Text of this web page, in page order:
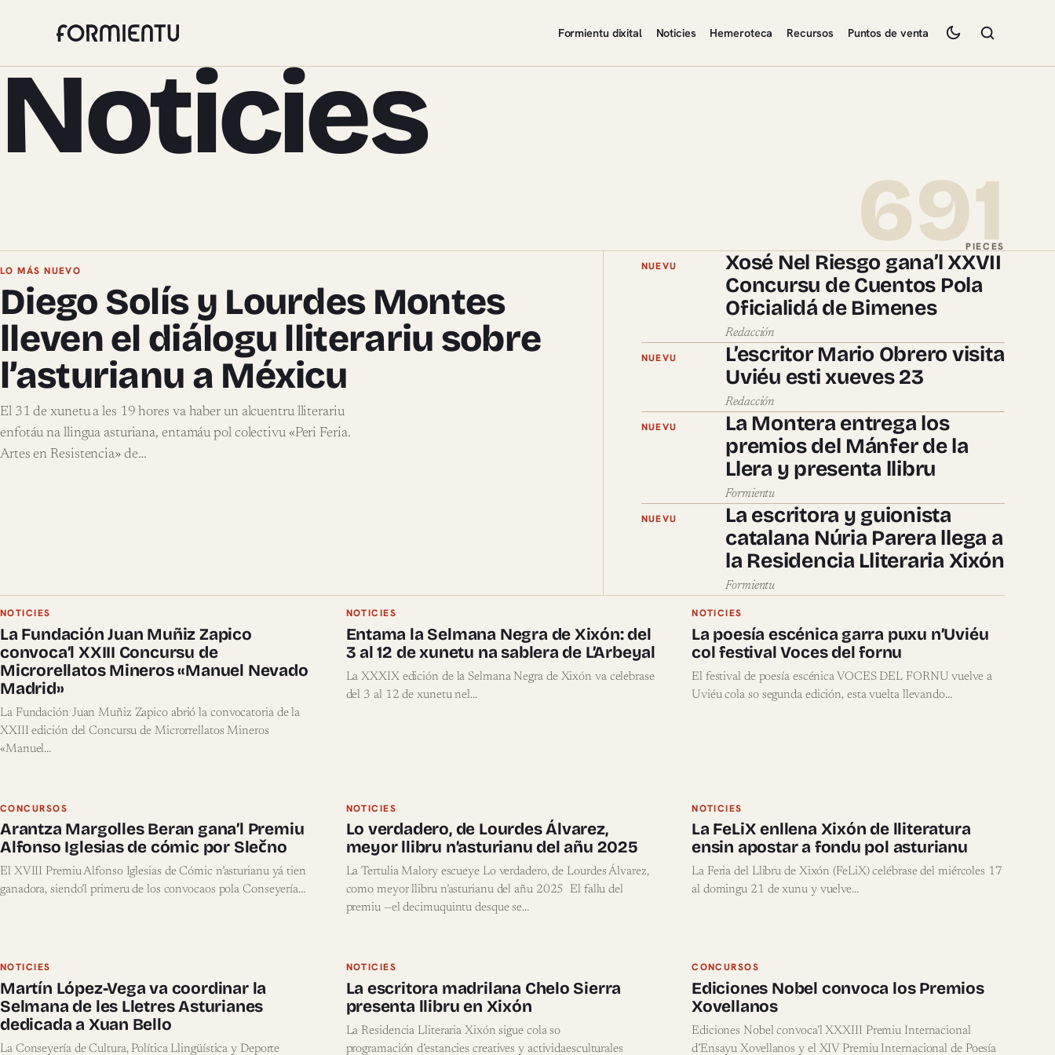
Formientu dixital Noticies Hemeroteca Recursos Puntos de venta
Noticies
691
PIECES
Pieces de Noticies
LO MÁS NUEVO
Diego Solís y Lourdes Montes
lleven el diálogu lliterariu sobre
l’asturianu a Méxicu
El 31 de xunetu a les 19 hores va haber un alcuentru lliterariu
enfotáu na llingua asturiana, entamáu pol colectivu «Peri Feria.
Artes en Resistencia» de…
NUEVU
Xosé Nel Riesgo gana’l XXVII
Concursu de Cuentos Pola
Oficialidá de Bimenes
Redacción
NUEVU
L’escritor Mario Obrero visita
Uviéu esti xueves 23
Redacción
NUEVU
La Montera entrega los
premios del Mánfer de la
Llera y presenta llibru
Formientu
NUEVU
La escritora y guionista
catalana Núria Parera llega a
la Residencia Lliteraria Xixón
Formientu
NOTICIES
La Fundación Juan Muñiz Zapico
convoca’l XXIII Concursu de
Microrellatos Mineros «Manuel Nevado
Madrid»
La Fundación Juan Muñiz Zapico abrió la convocatoria de la
XXIII edición del Concursu de Microrrellatos Mineros
«Manuel…
NOTICIES
Entama la Selmana Negra de Xixón: del
3 al 12 de xunetu na sablera de L’Arbeyal
La XXXIX edición de la Selmana Negra de Xixón va celebrase
del 3 al 12 de xunetu nel…
NOTICIES
La poesía escénica garra puxu n’Uviéu
col festival Voces del fornu
El festival de poesía escénica VOCES DEL FORNU vuelve a
Uviéu cola so segunda edición, esta vuelta llevando…
CONCURSOS
Arantza Margolles Beran gana’l Premiu
Alfonso Iglesias de cómic por Slečno
El XVIII Premiu Alfonso Iglesias de Cómic n’asturianu yá tien
ganadora, siendo’l primeru de los convocaos pola Conseyería…
NOTICIES
Lo verdadero, de Lourdes Álvarez,
meyor llibru n’asturianu del añu 2025
La Tertulia Malory escueye Lo verdadero, de Lourdes Álvarez,
como meyor llibru n’asturianu del añu 2025 El fallu del
premiu —el decimuquintu desque se…
NOTICIES
La FeLiX enllena Xixón de lliteratura
ensin apostar a fondu pol asturianu
La Feria del Llibru de Xixón (FeLiX) celébrase del miércoles 17
al domingu 21 de xunu y vuelve…
NOTICIES
Martín López-Vega va coordinar la
Selmana de les Lletres Asturianes
dedicada a Xuan Bello
La Conseyería de Cultura, Política Llingüística y Deporte
NOTICIES
La escritora madrilana Chelo Sierra
presenta llibru en Xixón
La Residencia Lliteraria Xixón sigue cola so
programación d’estancies creatives y actividaesculturales
CONCURSOS
Ediciones Nobel convoca los Premios
Xovellanos
Ediciones Nobel convoca’l XXXIII Premiu Internacional
d’Ensayu Xovellanos y el XIV Premiu Internacional de Poesía